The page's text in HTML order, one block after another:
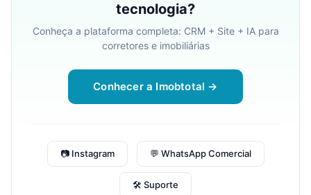
tecnologia?
Conheça a plataforma completa: CRM + Site + IA para
corretores e imobiliárias
Conhecer a Imobtotal →
📷 Instagram 💬 WhatsApp Comercial
🛠 Suporte